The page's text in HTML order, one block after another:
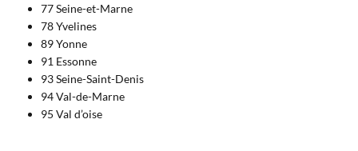
77 Seine-et-Marne
78 Yvelines
89 Yonne
91 Essonne
93 Seine-Saint-Denis
94 Val-de-Marne
95 Val d’oise